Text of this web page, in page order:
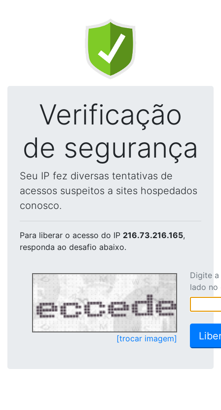
Verificação
de segurança
Seu IP fez diversas tentativas de
acessos suspeitos a sites hospedados
conosco.
Para liberar o acesso do IP 216.73.216.165,
responda ao desafio abaixo.
[trocar imagem]
Digite
lado no